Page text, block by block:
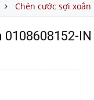
Chén cước sợi xoắn
IN